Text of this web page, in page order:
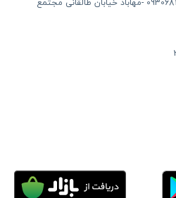
09306824321-04442237893 -مهاباد خیابان طالقانی مجتمع